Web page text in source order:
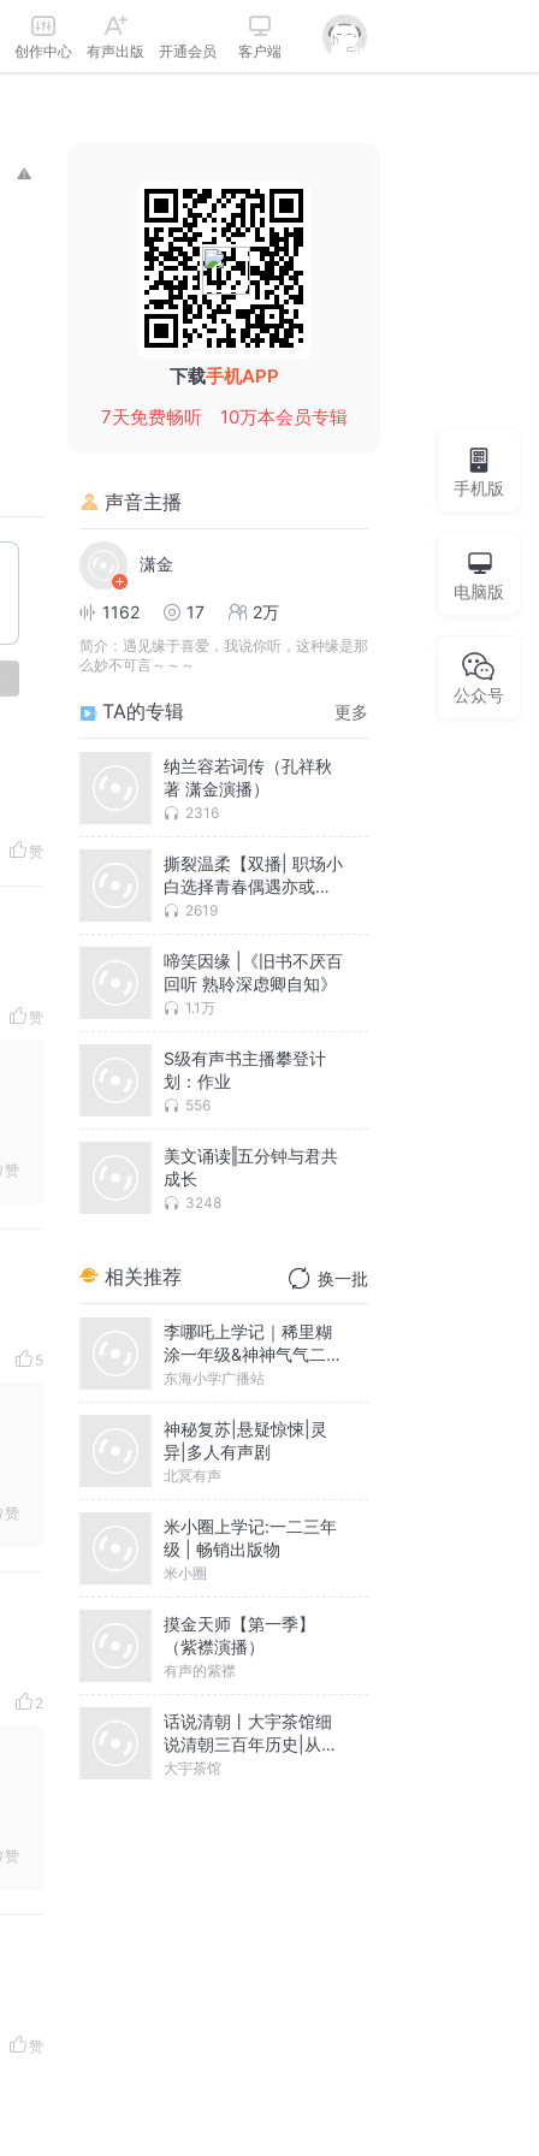
创作中心 有声出版 开通会员 客户端
赞
赞
赞
5
赞
2
赞
赞
下载手机APP
7天免费畅听
10万本会员专辑
声音主播
潇金
1162 17 2万
简介： 遇见缘于喜爱，我说你听，这种缘是那
么妙不可言～～～
TA的专辑 更多
纳兰容若词传（孔祥秋
著 潇金演播）
2316
撕裂温柔【双播| 职场小
白选择青春偶遇亦或情
愫相许】
2619
啼笑因缘 |《旧书不厌百
回听 熟聆深虑卿自知》
1.1万
S级有声书主播攀登计
划：作业
556
美文诵读‖五分钟与君共
成长
3248
相关推荐 换一批
李哪吒上学记｜稀里糊
涂一年级&神神气气二年
级
东海小学广播站
神秘复苏|悬疑惊悚|灵
异|多人有声剧
北冥有声
米小圈上学记:一二三年
级 | 畅销出版物
米小圈
摸金天师【第一季】
（紫襟演播）
有声的紫襟
话说清朝丨大宇茶馆细
说清朝三百年历史|从努
尔哈赤到末代皇帝溥仪|
大宇茶馆
手机版
电脑版
公众号